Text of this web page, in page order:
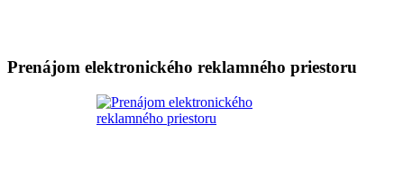
Prenájom elektronického reklamného priestoru